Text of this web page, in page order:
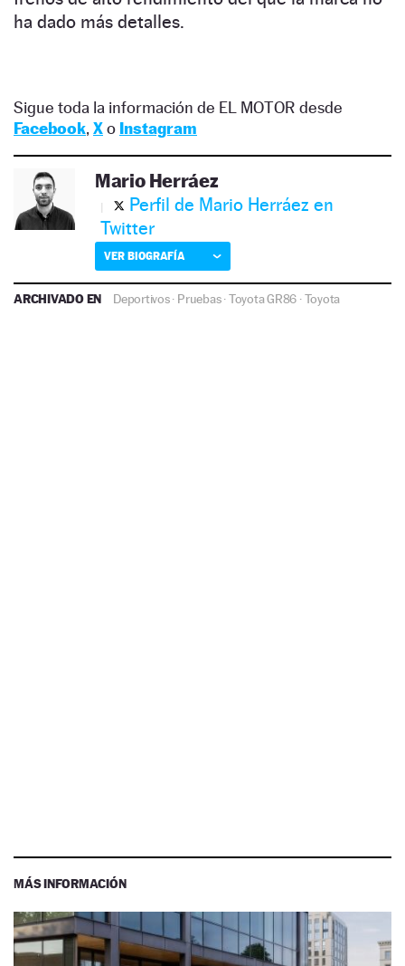
ha dado más detalles.
Sigue toda la información de EL MOTOR desde
Facebook, Xo Instagram
Mario Herráez
Perfil de Mario Herráez en
Twitter
VER BIOGRAFÍA
ARCHIVADO EN Deportivos· Pruebas·Toyota GR86 ·Toyota
MÁS INFORMACIÓN